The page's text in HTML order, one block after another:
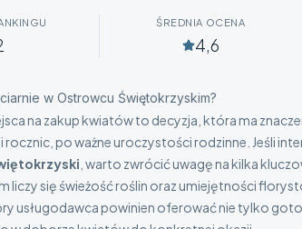
ŚREDNIA OCENA
4,6
w Ostrowcu Świętokrzyskim?
na zakup kwiatów to decyzja, która ma
rocznic, po ważne uroczystości rodzinne. Jeśli
, warto zwrócić uwagę na kilka
liczy się świeżość roślin oraz umiejętności
usługodawca powinien oferować nie tylko